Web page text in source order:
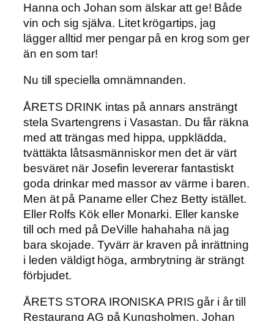
Hanna och Johan som älskar att ge! Både
vin och sig själva. Litet krögartips, jag
lägger alltid mer pengar på en krog som ger
än en som tar!
Nu till speciella omnämnanden.
ÅRETS DRINK intas på annars ansträngt
stela Svartengrens i Vasastan. Du får räkna
med att trängas med hippa, uppklädda,
tvättäkta låtsasmänniskor men det är värt
besväret när Josefin levererar fantastiskt
goda drinkar med massor av värme i baren.
Men ät på Paname eller Chez Betty istället.
Eller Rolfs Kök eller Monarki. Eller kanske
till och med på DeVille hahahaha nä jag
bara skojade. Tyvärr är kraven på inrättning
i leden väldigt höga, armbrytning är strängt
förbjudet.
ÅRETS STORA IRONISKA PRIS går i år till
Restaurang AG på Kungsholmen. Johan